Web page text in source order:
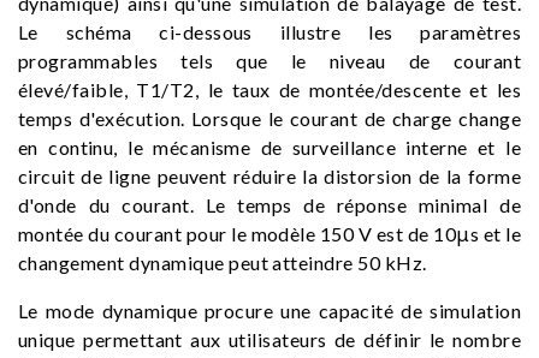
Le schéma ci-dessous illustre les paramètres
programmables tels que le niveau de courant
élevé/faible, T1/T2, le taux de montée/descente et les
temps d'exécution. Lorsque le courant de charge change
en continu, le mécanisme de surveillance interne et le
circuit de ligne peuvent réduire la distorsion de la forme
d'onde du courant. Le temps de réponse minimal de
montée du courant pour le modèle 150 V est de 10μs et le
changement dynamique peut atteindre 50 kHz.
Le mode dynamique procure une capacité de simulation
unique permettant aux utilisateurs de définir le nombre